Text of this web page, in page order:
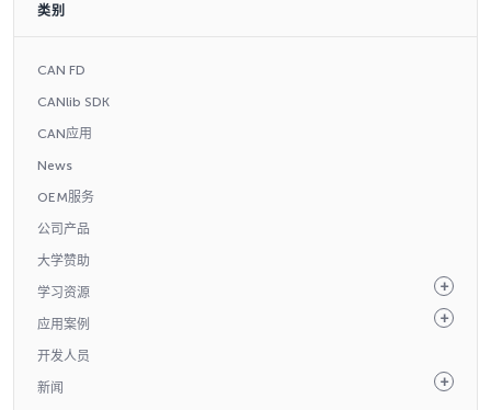
类别
CAN FD
CANlib SDK
CAN应用
News
OEM服务
公司产品
大学赞助
学习资源
应用案例
开发人员
新闻